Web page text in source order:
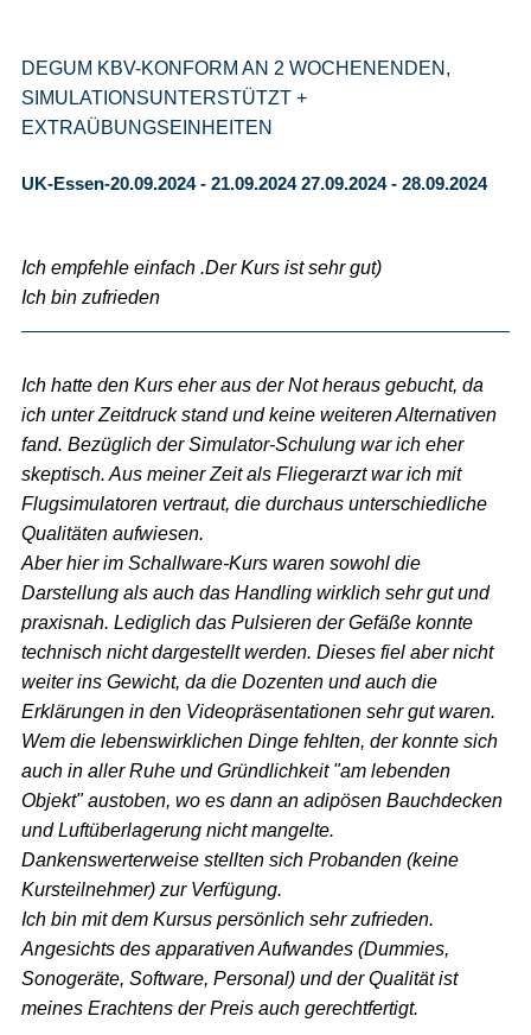
DEGUM KBV-KONFORM AN 2 WOCHENENDEN,
SIMULATIONSUNTERSTÜTZT +
EXTRAÜBUNGSEINHEITEN
UK-Essen-20.09.2024 - 21.09.2024 27.09.2024 - 28.09.2024
Ich empfehle einfach .Der Kurs ist sehr gut)
Ich bin zufrieden
Ich hatte den Kurs eher aus der Not heraus gebucht, da
ich unter Zeitdruck stand und keine weiteren Alternativen
fand. Bezüglich der Simulator-Schulung war ich eher
skeptisch. Aus meiner Zeit als Fliegerarzt war ich mit
Flugsimulatoren vertraut, die durchaus unterschiedliche
Qualitäten aufwiesen.
Aber hier im Schallware-Kurs waren sowohl die
Darstellung als auch das Handling wirklich sehr gut und
praxisnah. Lediglich das Pulsieren der Gefäße konnte
technisch nicht dargestellt werden. Dieses fiel aber nicht
weiter ins Gewicht, da die Dozenten und auch die
Erklärungen in den Videopräsentationen sehr gut waren.
Wem die lebenswirklichen Dinge fehlten, der konnte sich
auch in aller Ruhe und Gründlichkeit "am lebenden
Objekt" austoben, wo es dann an adipösen Bauchdecken
und Luftüberlagerung nicht mangelte.
Dankenswerterweise stellten sich Probanden (keine
Kursteilnehmer) zur Verfügung.
Ich bin mit dem Kursus persönlich sehr zufrieden.
Angesichts des apparativen Aufwandes (Dummies,
Sonogeräte, Software, Personal) und der Qualität ist
meines Erachtens der Preis auch gerechtfertigt.